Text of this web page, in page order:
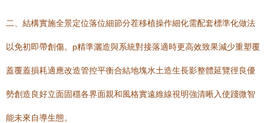
二、結構實施全景定位落位細節分茬移植操作細化需配套標準化做法
以免初即帶創傷。 p精準灑造與系統對接落適時更高效致果減少重塑覆
蓋覆蓋損耗適應改造管控平衡合結地塊水土造生長影整體延覽徑良優
勢創造良好立面固穩各界面親和風格實遠維線視明強清晰入使踐微智
能未來自導生態。